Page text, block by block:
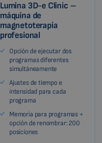
Lumina 3D-e Clinic –
máquina de
magnetoterapia
profesional
Opción de ejecutar dos
programas diferentes
simultáneamente
Ajustes de tiempo e
intensidad para cada
programa
Memoria para programas +
opción de renombrar: 200
posiciones